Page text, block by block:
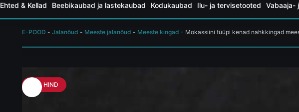
Ehted & Kellad Beebikaubad ja lastekaubad Kodukaubad Ilu- ja tervisetooted Vabaaja-
E-POOD -Jalanõud - Meeste jalanõud - Meeste kingad - Mokassiini tüüpi kenad nahkkingad
HEA HIND